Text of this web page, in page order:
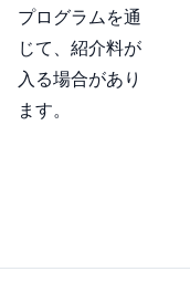
プログラムを通
じて、紹介料が
入る場合があり
ます。